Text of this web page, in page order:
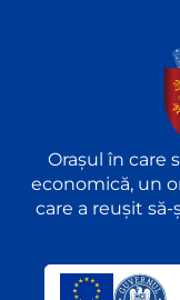
Orașul în care
economică, un
care a reușit